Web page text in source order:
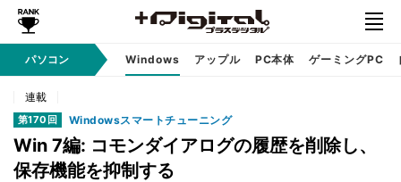
パソコン Windows アップル PC本体 ゲーミングPC
連載
第170回 Windowsスマートチューニング
Win 7編: コモンダイアログの履歴を削除し、
保存機能を抑制する